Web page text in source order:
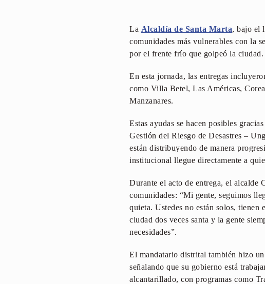
La Alcaldía de Santa Marta, bajo el
comunidades más vulnerables con la
por el frente frío que golpeó la ciudad.
En esta jornada, las entregas
como Villa Betel, Las Américas,
Manzanares.
Estas ayudas se hacen posibles
Gestión del Riesgo de Desastres –
están distribuyendo de manera
institucional llegue directamente a
Durante el acto de entrega, el alcalde
comunidades: “Mi gente, seguimos
quieta. Ustedes no están solos,
ciudad dos veces santa y la gente
necesidades”.
El mandatario distrital también hizo
señalando que su gobierno está
alcantarillado, con programas como